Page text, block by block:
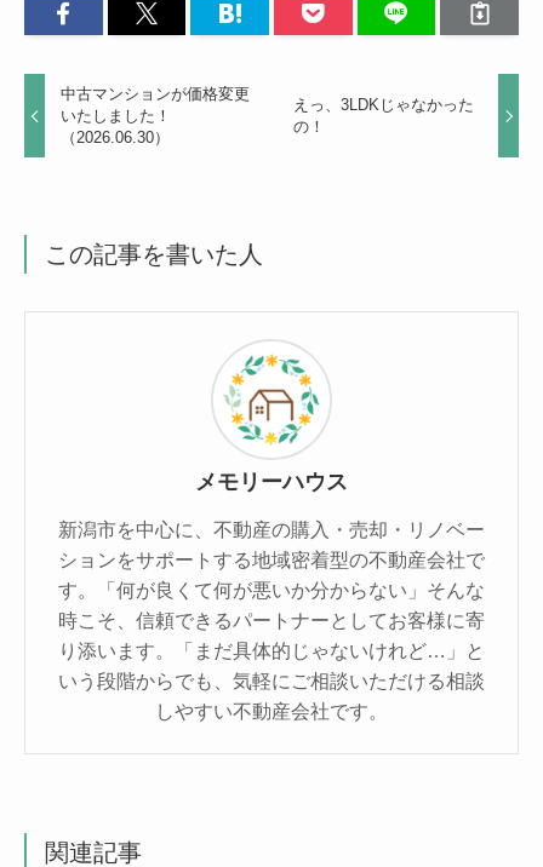
中古マンションが価格変更
いたしました！
（2026.06.30）
えっ、3LDKじゃなかった
の！
この記事を書いた人
メモリーハウス
新潟市を中心に、不動産の購入・売却・リノベー
ションをサポートする地域密着型の不動産会社で
す。「何が良くて何が悪いか分からない」そんな
時こそ、信頼できるパートナーとしてお客様に寄
り添います。「まだ具体的じゃないけれど…」と
いう段階からでも、気軽にご相談いただける相談
しやすい不動産会社です。
関連記事